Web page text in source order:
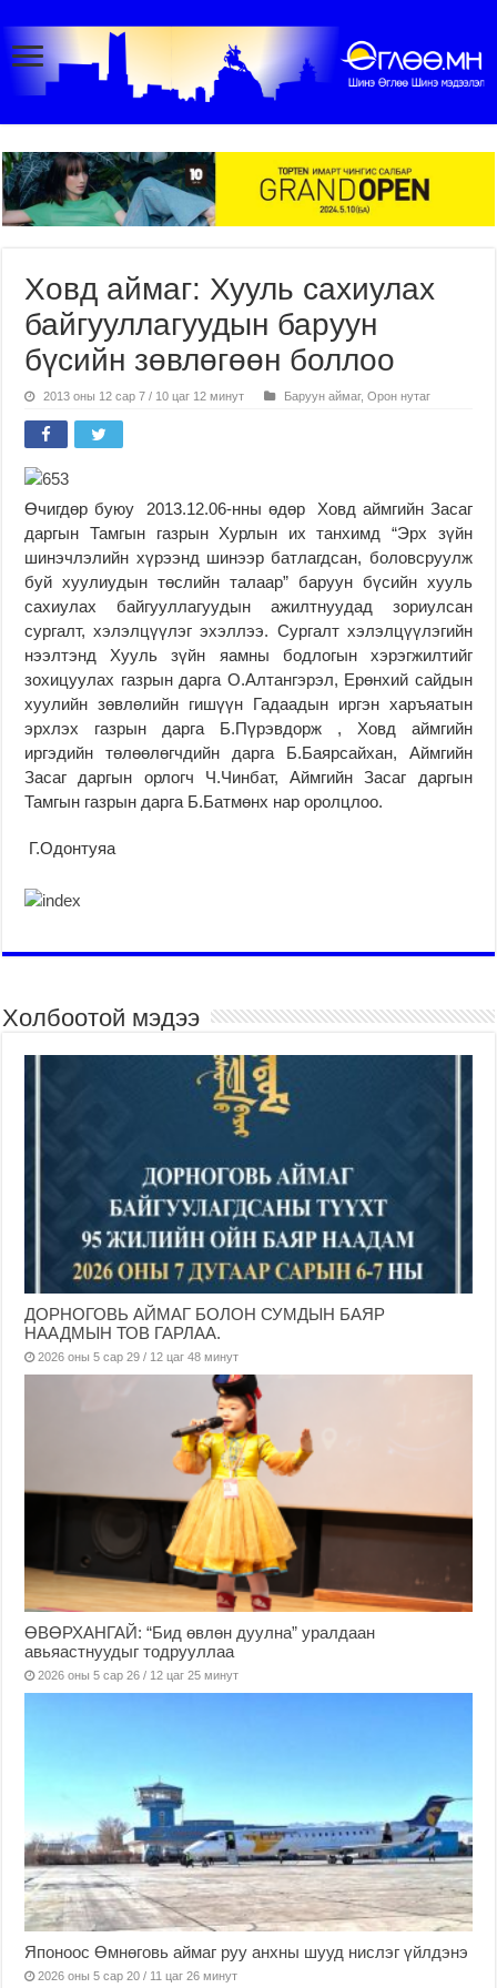
Ховд аймаг: Хууль сахиулах
байгууллагуудын баруун
бүсийн зөвлөгөөн боллоо
2013 оны 12 сар 7 / 10 цаг 12 минут Баруун аймаг,Орон нутаг
Өчигдөр буюу 2013.12.06-нны өдөр Ховд аймгийн Засаг
даргын Тамгын газрын Хурлын их танхимд “Эрх зүйн
шинэчлэлийн хүрээнд шинээр батлагдсан, боловсруулж
буй хуулиудын төслийн талаар” баруун бүсийн хууль
сахиулах байгууллагуудын ажилтнуудад зориулсан
сургалт, хэлэлцүүлэг эхэллээ. Сургалт хэлэлцүүлэгийн
нээлтэнд Хууль зүйн яамны бодлогын хэрэгжилтийг
зохицуулах газрын дарга О.Алтангэрэл, Ерөнхий сайдын
хуулийн зөвлөлийн гишүүн Гадаадын иргэн харъяатын
эрхлэх газрын дарга Б.Пүрэвдорж , Ховд аймгийн
иргэдийн төлөөлөгчдийн дарга Б.Баярсайхан, Аймгийн
Засаг даргын орлогч Ч.Чинбат, Аймгийн Засаг даргын
Тамгын газрын дарга Б.Батмөнх нар оролцлоо.
Г.Одонтуяа
Холбоотой мэдээ
ДОРНОГОВЬ АЙМАГ БОЛОН СУМДЫН БАЯР
НААДМЫН ТОВ ГАРЛАА.
2026 оны 5 сар 29 / 12 цаг 48 минут
ӨВӨРХАНГАЙ: “Бид өвлөн дуулна” уралдаан
авьяастнуудыг тодрууллаа
2026 оны 5 сар 26 / 12 цаг 25 минут
Японоос Өмнөговь аймаг руу анхны шууд нислэг үйлдэнэ
2026 оны 5 сар 20 / 11 цаг 26 минут